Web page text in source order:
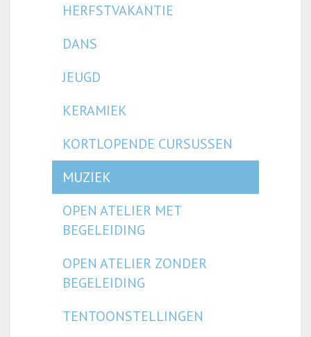
HERFSTVAKANTIE
DANS
JEUGD
KERAMIEK
KORTLOPENDE CURSUSSEN
MUZIEK
OPEN ATELIER MET
BEGELEIDING
OPEN ATELIER ZONDER
BEGELEIDING
TENTOONSTELLINGEN